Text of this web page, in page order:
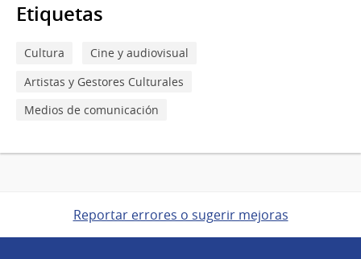
Etiquetas
Cultura
Cine y audiovisual
Artistas y Gestores Culturales
Medios de comunicación
Reportar errores o sugerir mejoras